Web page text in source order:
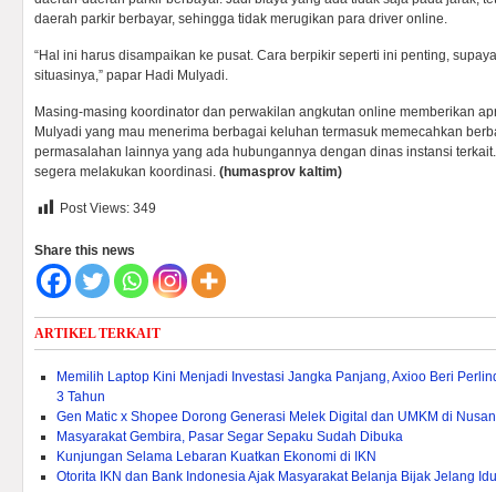
daerah parkir berbayar, sehingga tidak merugikan para driver online.
“Hal ini harus disampaikan ke pusat. Cara berpikir seperti ini penting,
situasinya,” papar Hadi Mulyadi.
Masing-masing koordinator dan perwakilan angkutan online memberikan
Mulyadi yang mau menerima berbagai keluhan termasuk memecahkan
permasalahan lainnya yang ada hubungannya dengan dinas instansi
segera melakukan koordinasi. (humasprov kaltim)
Post Views: 349
Share this news
ARTIKEL TERKAIT
Memilih Laptop Kini Menjadi Investasi Jangka Panjang, Axioo Beri
3 Tahun
Gen Matic x Shopee Dorong Generasi Melek Digital dan UMKM di
Masyarakat Gembira, Pasar Segar Sepaku Sudah Dibuka
Kunjungan Selama Lebaran Kuatkan Ekonomi di IKN
Otorita IKN dan Bank Indonesia Ajak Masyarakat Belanja Bijak Jelang